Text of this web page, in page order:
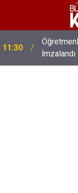
11:30
İmzalandı